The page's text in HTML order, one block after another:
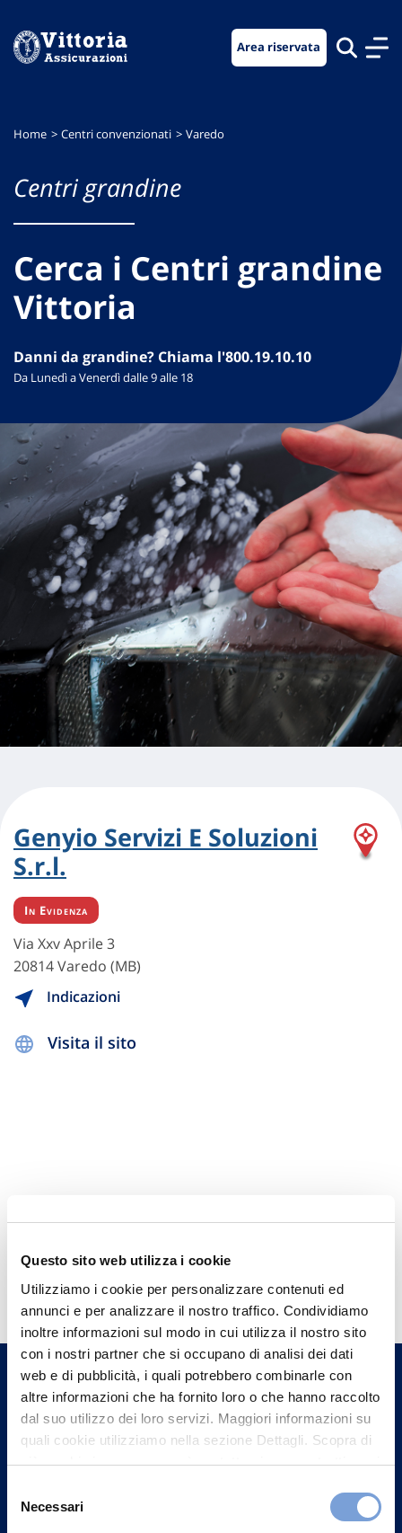
Questo sito web utilizza i cookie
Utilizziamo i cookie per personalizzare contenuti ed
annunci e per analizzare il nostro traffico. Condividiamo
inoltre informazioni sul modo in cui utilizza il nostro sito
con i nostri partner che si occupano di analisi dei dati
web e di pubblicità, i quali potrebbero combinarle con
altre informazioni che ha fornito loro o che hanno raccolto
dal suo utilizzo dei loro servizi. Maggiori informazioni su
quali cookie utilizziamo nella sezione Dettagli. Scopra di
più su chi siamo, come può contattarci e come trattiamo i
può trovare nel footer del sito nella sezione "Informativa
delNecessari
menu
contenuto
footer
Area riservata
Home Centri convenzionati Varedo
Centri grandine
Cerca i Centri grandine
Vittoria
Danni da grandine? Chiama l'800.19.10.10
Da Lunedì a Venerdì dalle 9 alle 18
Genyio Servizi E Soluzioni
S.r.l.
In Evidenza
Via Xxv Aprile 3
20814 Varedo (MB)
Indicazioni
Visita il sito
Hai bisogno di
informazioni?
Trova l'Agenzia più vicina a te e parla con
un nostro Agente.
Contattaci